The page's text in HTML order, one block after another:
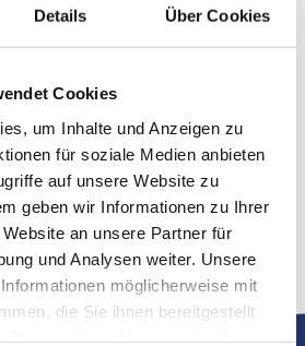
Details Über Cookies
Cookies
um Inhalte und Anzeigen zu
für soziale Medien anbieten
auf unsere Website zu
geben wir Informationen zu Ihrer
an unsere Partner für
und Analysen weiter. Unsere
möglicherweise mit
die Sie ihnen bereitgestellt
Warenkorb hinzufügen
1
mit allen Aufsätzen und
robusten Kunststoffkoffer